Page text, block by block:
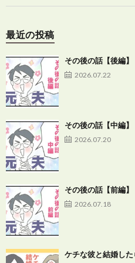
最近の投稿
その後の話【後編】
2026.07.22
その後の話【中編】
2026.07.20
その後の話【前編】
2026.07.18
ケチな彼と結婚した